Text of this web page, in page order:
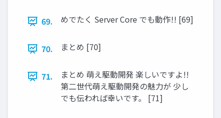
69. めでたく Server Core でも動作!! [69]
70. まとめ [70]
71.
まとめ 萌え駆動開発 楽しいですよ!!
第二世代萌え駆動開発の魅力が 少し
でも伝われば幸いです。 [71]